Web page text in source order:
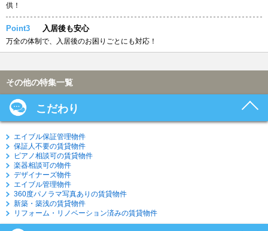
供！
Point3 入居後も安心
万全の体制で、入居後のお困りごとにも対応！
その他の特集一覧
こだわり
エイブル保証管理物件
保証人不要の賃貸物件
ピアノ相談可の賃貸物件
楽器相談可の物件
デザイナーズ物件
エイブル管理物件
360度パノラマ写真ありの賃貸物件
新築・築浅の賃貸物件
リフォーム・リノベーション済みの賃貸物件